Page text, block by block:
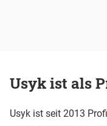
Usyk ist als
Usyk ist seit 2013